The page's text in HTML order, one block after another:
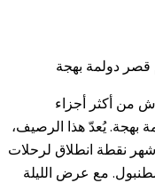
من أكثر أجزاء
بهجة. يُعدّ هذا الرصيف،
نقطة انطلاق لرحلات
مع عرض الليلة